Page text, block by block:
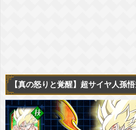
【真の怒りと覚醒】超サイヤ人孫